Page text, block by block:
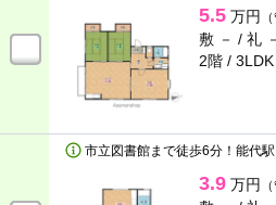
5.5 万円
敷 － / 礼 －
2階 /
市立図書館まで徒歩6分！能代駅
3.9 万円
パノラマ画像あり
絞り込み条件
構造種別